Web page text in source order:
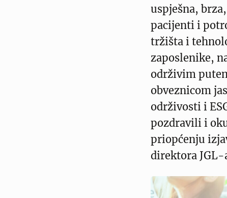
uspješna,
pacijenti i
tržišta i
zaposlenike,
održivim
obveznicom
održivosti i
pozdravili i
priopćenju
direktora JGL-